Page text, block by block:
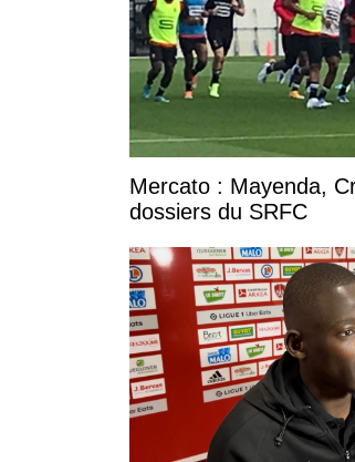
Mercato : Mayenda,
dossiers du SRFC